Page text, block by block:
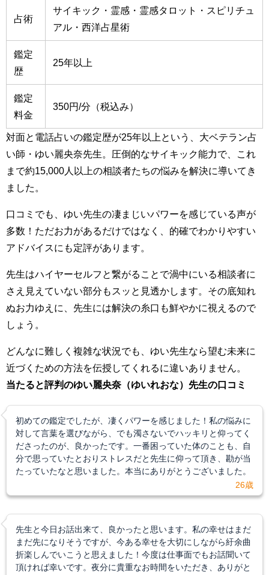
占術
サイキック・霊感・霊感タロット・スピリチュ
アル・西洋占星術
鑑定
歴
25年以上
鑑定
料金
350円/分（税込み）
対面と電話占いの鑑定歴が25年以上という、大ベテラン占
い師・ゆい麗央奈先生。圧倒的なサイキック能力で、これ
まで約15,000人以上の相談者たちの悩みを解決に導いてき
ました。
口コミでも、ゆい先生の凄まじいパワーを感じている声が
多数！ただお力があるだけではなく、的確でわかりやすい
アドバイスにも定評があります。
先生はハイヤーセルフと繋がることで渦中にいる相談者に
さえ見えていない部分もスッと見透かします。その底知れ
ぬお力ゆえに、先生には解決の糸口も鮮やかに視えるので
しょう。
どんなに難しく複雑な状況でも、ゆい先生なら望む未来に
近づくための方法を伝授してくれるに違いありません。
当たると評判のゆい麗央奈（ゆいれおな）先生の口コミ
初めての鑑定でしたが、凄くパワーを感じました！私の悩みに
対して言葉を選びながら、でも濁さないでハッキリと仰ってく
ださったのが、良かったです。一番困っていた体のことも、自
分で思っていたとおりストレスだと先生に仰って頂き、勘が当
たっていたなと思いました。本当にありがとうございました。
26歳
先生と今日お話出来て、良かったと思います。私の幸せはまだ
まだ先になりそうですが、今ある幸せを大切にしながら紆余曲
折楽しんでいこうと思えました！今度は仕事面でもお話聞いて
頂ければ幸いです。夜分に貴重なお時間をいただき、ありがと